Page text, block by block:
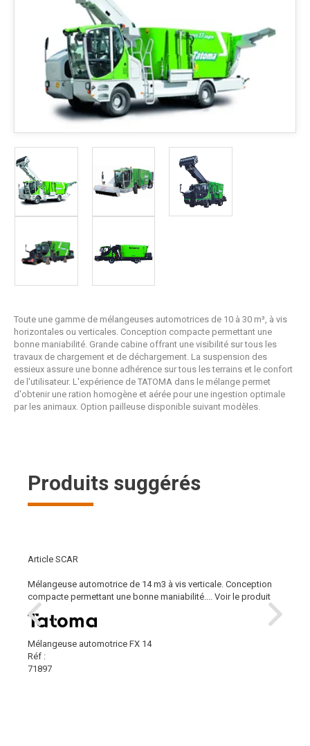
Toute une gamme de mélangeuses automotrices de 10 à 30 m³, à vis
horizontales ou verticales. Conception compacte permettant une
bonne maniabilité. Grande cabine offrant une visibilité sur tous les
travaux de chargement et de déchargement. La suspension des
essieux assure une bonne adhérence sur tous les terrains et le confort
de l'utilisateur. L'expérience de TATOMA dans le mélange permet
d'obtenir une ration homogène et aérée pour une ingestion optimale
par les animaux. Option pailleuse disponible suivant modèles.
Produits suggérés
Article SCAR
Mélangeuse automotrice de 14 m3 à vis verticale. Conception
compacte permettant une bonne maniabilité....
Voir le produit
Mélangeuse automotrice FX 14
Réf :
71897